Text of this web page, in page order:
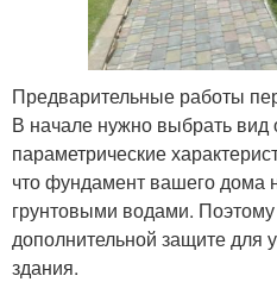
Предварительные работы
В начале нужно выбрать вид
параметрические
что фундамент вашего дома
грунтовыми водами.
дополнительной защите для
здания.